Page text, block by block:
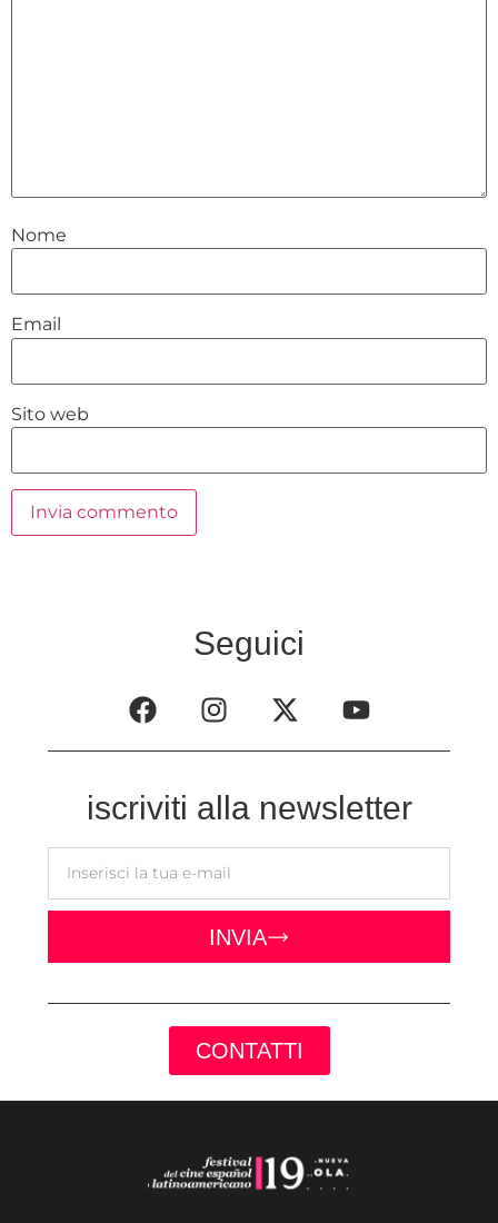
Nome
Email
Sito web
Seguici
iscriviti alla newsletter
INVIA
CONTATTI